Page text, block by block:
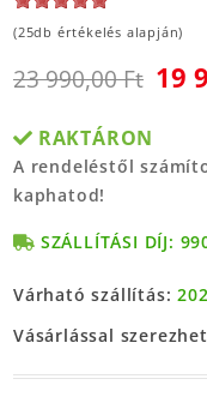
(25db értékelés alapján)
23 990,00 Ft 19
RAKTÁRON
A rendeléstől
kaphatod!
SZÁLLÍTÁSI DÍJ:
Várható szállítás:
Vásárlással